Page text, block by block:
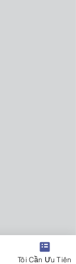
Tôi Cần Ưu Tiên